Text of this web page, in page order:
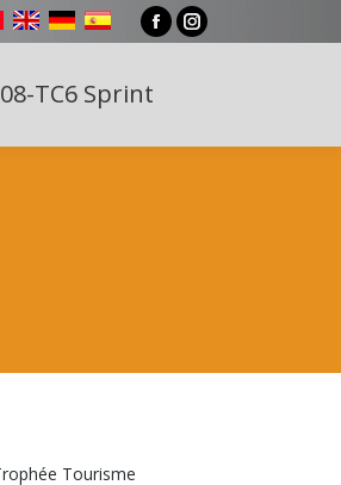
FacebookInstagram
TC6 Sprint
Tourisme